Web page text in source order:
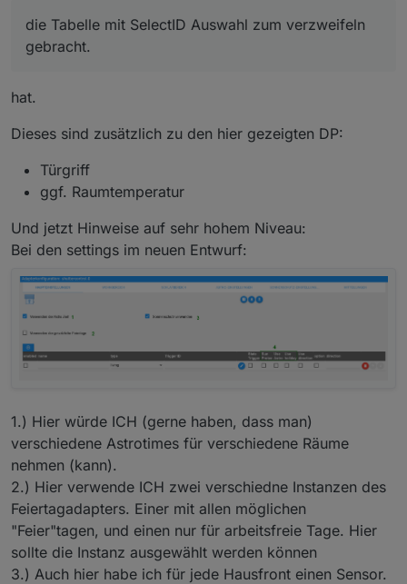
die Tabelle mit SelectID Auswahl zum verzweifeln
gebracht.
hat.
Dieses sind zusätzlich zu den hier gezeigten DP:
Türgriff
ggf. Raumtemperatur
Und jetzt Hinweise auf sehr hohem Niveau:
Bei den settings im neuen Entwurf:
1.) Hier würde ICH (gerne haben, dass man)
verschiedene Astrotimes für verschiedene Räume
nehmen (kann).
2.) Hier verwende ICH zwei verschiedne Instanzen des
Feiertagadapters. Einer mit allen möglichen
"Feier"tagen, und einen nur für arbeitsfreie Tage. Hier
sollte die Instanz ausgewählt werden können
3.) Auch hier habe ich für jede Hausfront einen Sensor.